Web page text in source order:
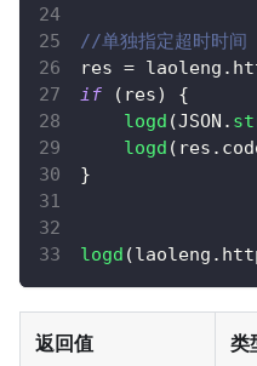
//单独指定超时时间
res = laoleng .
if
( res)
{
logd (JSON .
logd ( res .
}
logd (laoleng .
返回值 类